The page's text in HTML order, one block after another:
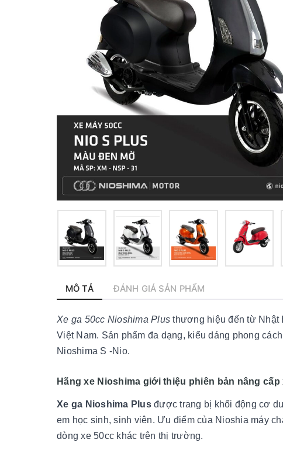
MÔ TẢ ĐÁNH GIÁ SẢN PHẨM
Xe ga 50cc Nioshima Plus thương hiệu đến từ Nhật
Việt Nam. Sản phẩm đa dạng, kiểu dáng phong
Nioshima S -Nio.
Hãng xe Nioshima giới thiệu phiên bản nâng
Xe ga Nioshima Plusđược trang bị khối động cơ
em học sinh, sinh viên. Ưu điểm của Nioshia máy
dòng xe 50cc khác trên thị trường.